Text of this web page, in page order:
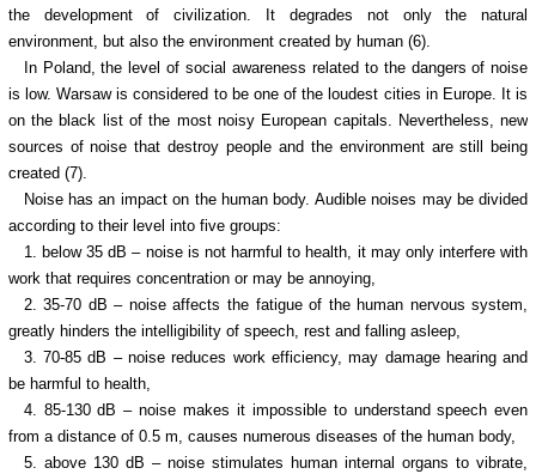
the development of civilization. It degrades not only the natural
environment, but also the environment created by human (6).
In Poland, the level of social awareness related to the dangers of noise
is low. Warsaw is considered to be one of the loudest cities in Europe. It is
on the black list of the most noisy European capitals. Nevertheless, new
sources of noise that destroy people and the environment are still being
created (7).
Noise has an impact on the human body. Audible noises may be divided
according to their level into five groups:
1. below 35 dB – noise is not harmful to health, it may only interfere with
work that requires concentration or may be annoying,
2. 35-70 dB – noise affects the fatigue of the human nervous system,
greatly hinders the intelligibility of speech, rest and falling asleep,
3. 70-85 dB – noise reduces work efficiency, may damage hearing and
be harmful to health,
4. 85-130 dB – noise makes it impossible to understand speech even
from a distance of 0.5 m, causes numerous diseases of the human body,
5. above 130 dB – noise stimulates human internal organs to vibrate,